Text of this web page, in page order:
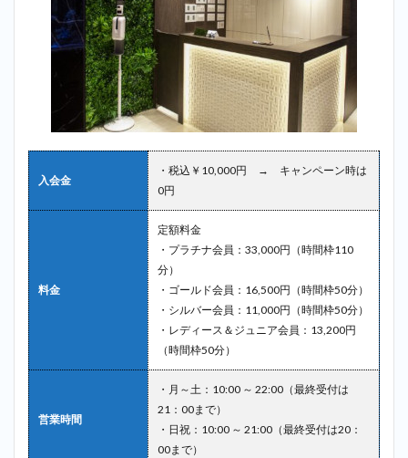
6位：
Range
Box(レ
ンジボ
ック
ス)＿
地下鉄
成増
2.7
7位：
ップ
ゴル
地下
増
2.8
8
位：チキ
ンゴルフ
（Chicken
Golf）＿
地下鉄成
増
2.9
入会金
・税込￥10,000円 → キャンペーン時は
0円
料金
定額料金
・プラチナ会員：33,000円（時間枠110
分）
・ゴールド会員：16,500円（時間枠50分）
・シルバー会員：11,000円（時間枠50分）
・レディース＆ジュニア会員：13,200円
（時間枠50分）
営業時間
・月～土：10:00 ～ 22:00（最終受付は
21：00まで）
・日祝：10:00 ～ 21:00（最終受付は20：
00まで）